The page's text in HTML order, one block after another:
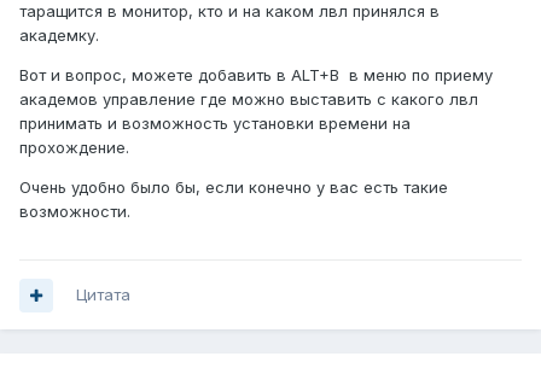
таращится в монитор, кто и на каком лвл принялся в
академку.
Вот и вопрос, можете добавить в ALT+B в меню по приему
академов управление где можно выставить с какого лвл
принимать и возможность установки времени на
прохождение.
Очень удобно было бы, если конечно у вас есть такие
возможности.
Цитата